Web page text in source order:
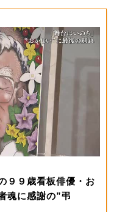
９９歳看板俳優・お
魂に感謝の”弔